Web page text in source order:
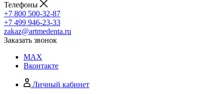
Телефоны
+7 800 500-32-87
+7 499 946-23-33
zakaz@artmedenta.ru
Заказать звонок
MAX
Вконтакте
Личный кабинет